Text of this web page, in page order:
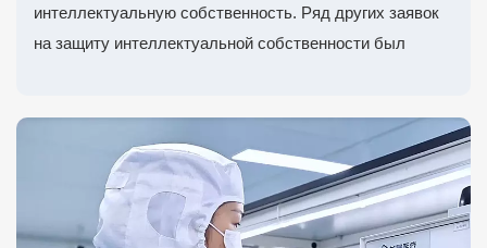
интеллектуальную собственность. Ряд других заявок
на защиту интеллектуальной собственности был